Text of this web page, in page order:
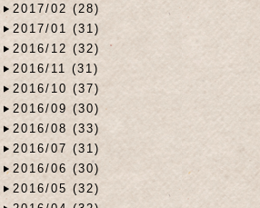
2017/02 (28)
2017/01 (31)
2016/12 (32)
2016/11 (31)
2016/10 (37)
2016/09 (30)
2016/08 (33)
2016/07 (31)
2016/06 (30)
2016/05 (32)